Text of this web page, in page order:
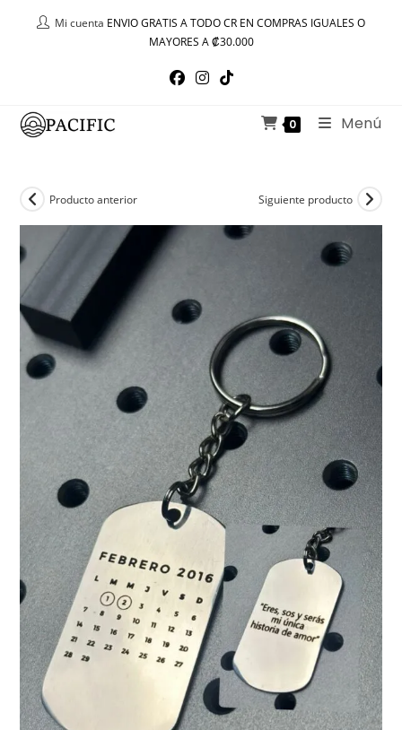
Mi cuenta ENVIO GRATIS A TODO CR EN COMPRAS IGUALES O
MAYORES A ₡30.000
0 Menú
Producto anterior Siguiente producto